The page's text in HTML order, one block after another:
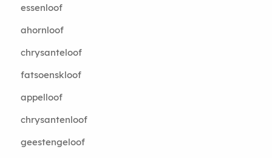
essenloof
ahornloof
chrysanteloof
fatsoenskloof
appelloof
chrysantenloof
geestengeloof